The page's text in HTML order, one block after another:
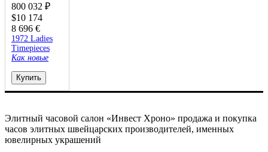
800 032 ₽
$10 174
8 696 €
1972 Ladies
Timepieces
Как новые
Купить
Элитный часовой салон «Инвест Хроно» продажа и покупка
часов элитных швейцарских производителей, именных
ювелирных украшений